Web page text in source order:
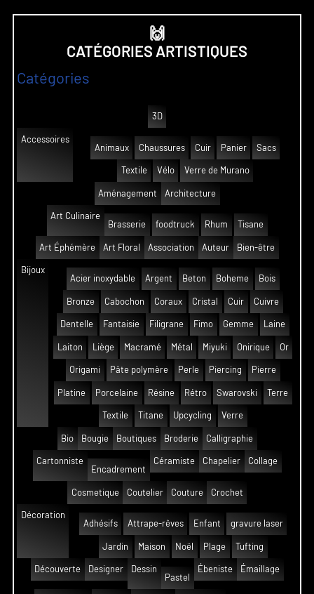
🙌
CATÉGORIES ARTISTIQUES
Catégories
3D
Accessoires
Animaux
Chaussures Cuir Panier Sacs
Textile Vélo Verre de Murano
Aménagement Architecture
Art Culinaire
Brasserie
foodtruck Rhum Tisane
Art Éphémère Art Floral Association Auteur Bien-être
Bijoux
Acier inoxydable
Argent Beton Boheme Bois
Bronze Cabochon Coraux Cristal Cuir Cuivre
Dentelle Fantaisie Filigrane Fimo Gemme Laine
Laiton Liège Macramé Métal Miyuki Onirique Or
Origami Pâte polymère Perle Piercing Pierre
Platine Porcelaine Résine Rétro Swarovski Terre
Textile Titane Upcycling Verre
Bio Bougie Boutiques Broderie Calligraphie
Cartonniste
Encadrement
Céramiste Chapelier Collage
Cosmetique Coutelier Couture Crochet
Décoration
Adhésifs
Attrape-rêves Enfant gravure laser
Jardin Maison Noël Plage Tufting
Découverte Designer
Dessin
Pastel
Ébeniste Émaillage